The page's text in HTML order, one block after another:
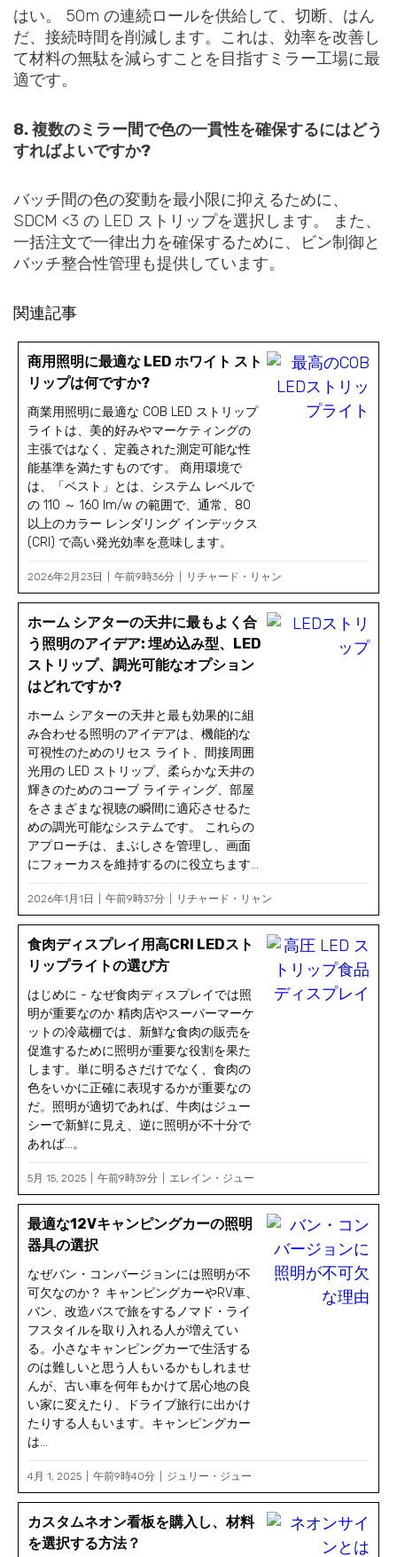
はい。 50m の連続ロールを供給して、切断、はん
だ、接続時間を削減します。これは、効率を改善し
て材料の無駄を減らすことを目指すミラー工場に最
適です。
8. 複数のミラー間で色の一貫性を確保するにはどう
すればよいですか?
バッチ間の色の変動を最小限に抑えるために、
SDCM <3 の LED ストリップを選択します。 また、
一括注文で一律出力を確保するために、ビン制御と
バッチ整合性管理も提供しています。
関連記事
商用照明に最適な LED ホワイト スト
リップは何ですか?
商業用照明に最適な COB LED ストリップ
ライトは、美的好みやマーケティングの
主張ではなく、定義された測定可能な性
能基準を満たすものです。 商用環境で
は、「ベスト」とは、システム レベルで
の 110 ～ 160 lm/w の範囲で、通常、80
以上のカラー レンダリング インデックス
(CRI) で高い発光効率を意味します。
2026年2月23日 午前9時36分 リチャード・リャン
ホーム シアターの天井に最もよく合
う照明のアイデア: 埋め込み型、LED
ストリップ、調光可能なオプション
はどれですか?
ホーム シアターの天井と最も効果的に組
み合わせる照明のアイデアは、機能的な
可視性のためのリセス ライト、間接周囲
光用の LED ストリップ、柔らかな天井の
輝きのためのコーブ ライティング、部屋
をさまざまな視聴の瞬間に適応させるた
めの調光可能なシステムです。 これらの
アプローチは、まぶしさを管理し、画面
にフォーカスを維持するのに役立ちます...
2026年1月1日 午前9時37分 リチャード・リャン
食肉ディスプレイ用高CRI LEDスト
リップライトの選び方
はじめに - なぜ食肉ディスプレイでは照
明が重要なのか 精肉店やスーパーマーケ
ットの冷蔵棚では、新鮮な食肉の販売を
促進するために照明が重要な役割を果た
します。単に明るさだけでなく、食肉の
色をいかに正確に表現するかが重要なの
だ。照明が適切であれば、牛肉はジュー
シーで新鮮に見え、逆に照明が不十分で
あれば...。
5月 15, 2025 午前9時39分 エレイン・ジュー
最適な12Vキャンピングカーの照明
器具の選択
なぜバン・コンバージョンには照明が不
可欠なのか？ キャンピングカーやRV車、
バン、改造バスで旅をするノマド・ライ
フスタイルを取り入れる人が増えてい
る。小さなキャンピングカーで生活する
のは難しいと思う人もいるかもしれませ
んが、古い車を何年もかけて居心地の良
い家に変えたり、ドライブ旅行に出かけ
たりする人もいます。キャンピングカー
は...
4月 1, 2025 午前9時40分 ジュリー・ジュー
カスタムネオン看板を購入し、材料
を選択する方法？